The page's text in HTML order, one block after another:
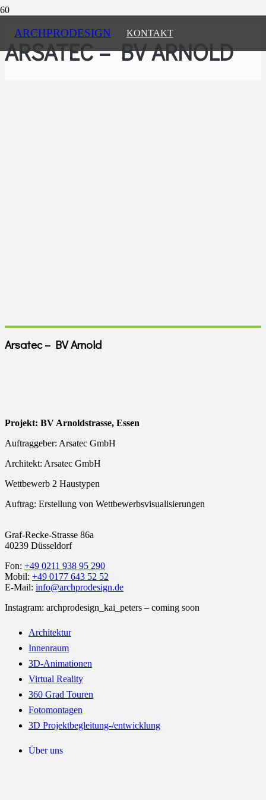
ARCHPRODESIGN KONTAKT
ARSATEC – BV ARNOLD
Arsatec – BV Arnold
Projekt: BV Arnoldstrasse, Essen
Auftraggeber: Arsatec GmbH
Architekt: Arsatec GmbH
Wettbewerb 2 Haustypen
Auftrag: Erstellung von Wettbewerbsvisualisierungen
Graf-Recke-Strasse 86a
40239 Düsseldorf
Fon: +49 0211 938 95 290
Mobil: +49 0177 643 52 52
E-Mail: info@archprodesign.de
Instagram: archprodesign_kai_peters – coming soon
Architektur
Innenraum
3D-Animationen
Virtual Reality
360 Grad Touren
Fotomontagen
3D Projektbegleitung-/entwicklung
Über uns